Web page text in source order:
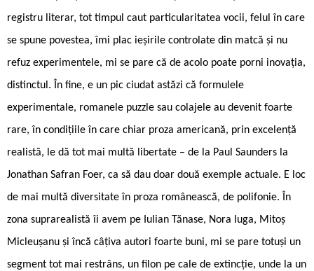
registru literar, tot timpul caut particularitatea vocii, felul în care
se spune povestea, îmi plac ieșirile controlate din matcă și nu
refuz experimentele, mi se pare că de acolo poate porni inovația,
distinctul. În fine, e un pic ciudat astăzi că formulele
experimentale, romanele puzzle sau colajele au devenit foarte
rare, în condițiile în care chiar proza americană, prin excelență
realistă, le dă tot mai multă libertate – de la Paul Saunders la
Jonathan Safran Foer, ca să dau doar două exemple actuale. E loc
de mai multă diversitate în proza românească, de polifonie. În
zona suprarealistă îi avem pe Iulian Tănase, Nora Iuga, Mitoș
Micleușanu și încă câțiva autori foarte buni, mi se pare totuși un
segment tot mai restrâns, un filon pe cale de extincție, unde la un